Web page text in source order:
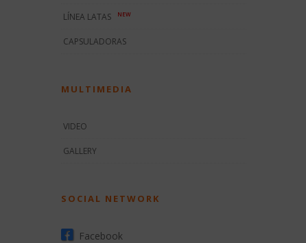
LÍNEA LATAS NEW
CAPSULADORAS
MULTIMEDIA
VIDEO
GALLERY
SOCIAL NETWORK
Facebook